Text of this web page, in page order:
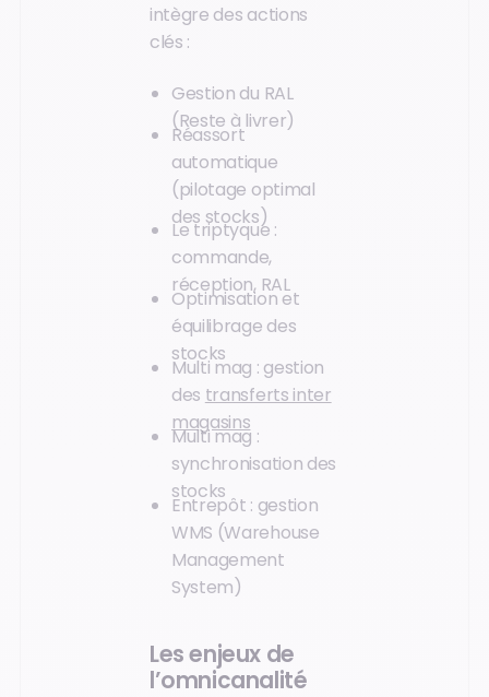
intègre des actions
clés :
Gestion du RAL
(Reste à livrer)
Réassort
automatique
(pilotage optimal
des stocks)
Le triptyque :
commande,
réception, RAL
Optimisation et
équilibrage des
stocks
Multi mag : gestion
des transferts inter
magasins
Multi mag :
synchronisation des
stocks
Entrepôt : gestion
WMS (Warehouse
Management
System)
Les enjeux de
l’omnicanalité